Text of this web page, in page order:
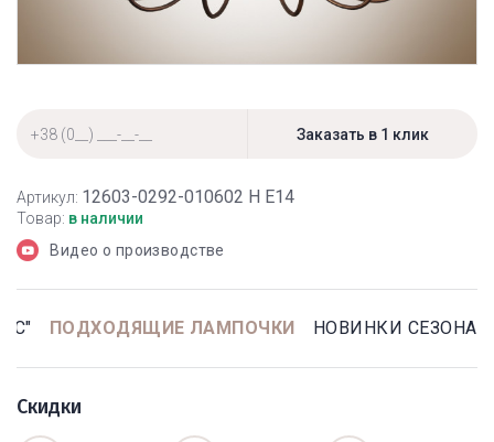
Артикул: 12603-0292-010602 Н Е14
Товар: в наличии
Видео о производстве
ПОДХОДЯЩИЕ ЛАМПОЧКИ НОВИНКИ СЕЗОНА
Скидки